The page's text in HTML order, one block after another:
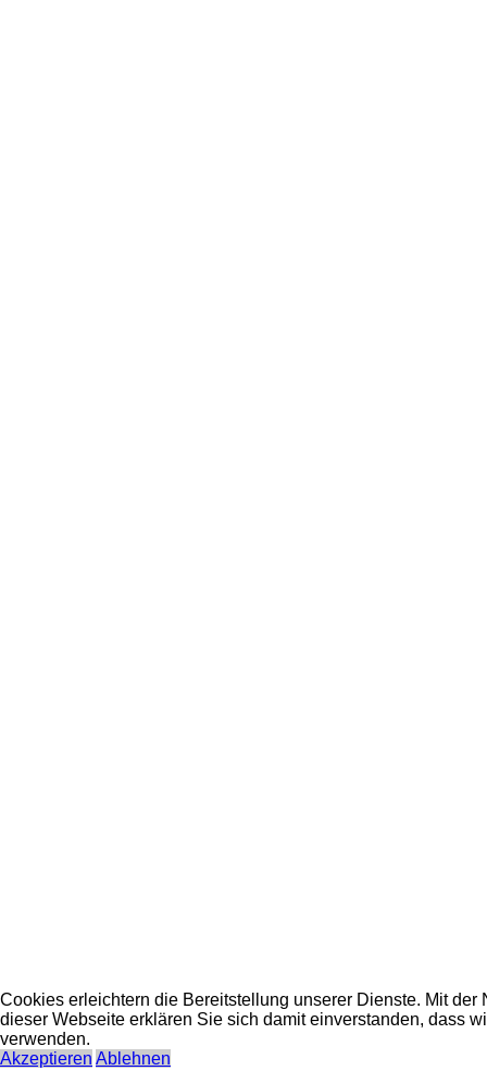
Cookies erleichtern die Bereitstellung unserer Dienste. Mit der
dieser Webseite erklären Sie sich damit einverstanden, dass
verwenden.
Akzeptieren Ablehnen